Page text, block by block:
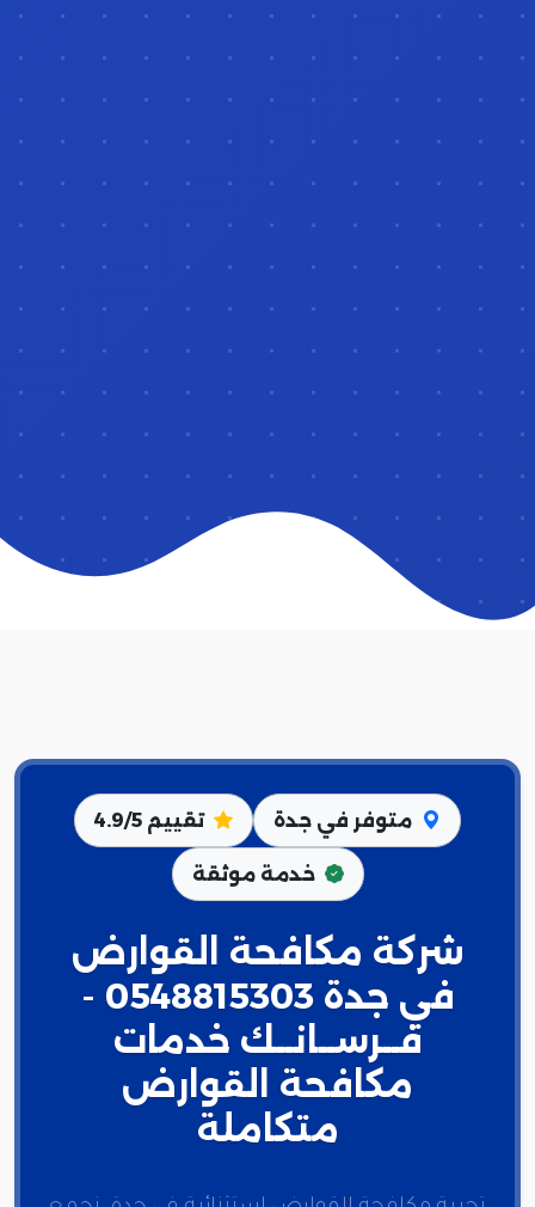
متوفر في جدة تقييم 4.9/5
خدمة موثقة
شركة مكافحة القوارض
في جدة 0548815303 -
فــرســانــك خدمات
مكافحة القوارض
متكاملة